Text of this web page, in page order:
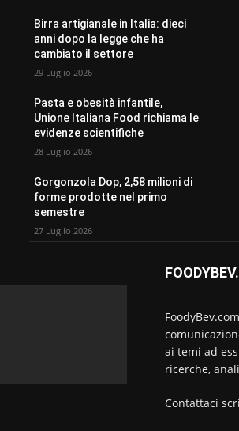
Birra artigianale in Italia: dieci
anni dopo la legge che ha
cambiato il settore
29 Luglio 2026
Pasta e obesità infantile,
Unione Italiana Food richiama le
evidenze scientifiche
28 Luglio 2026
Gorgonzola Dop, 2,58 milioni di
forme prodotte nel primo
semestre
27 Luglio 2026
ai temi ad
ricerche,
Contattaci